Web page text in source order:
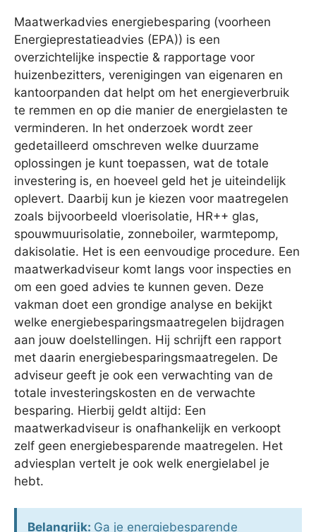
Maatwerkadvies energiebesparing (voorheen
Energieprestatieadvies (EPA)) is een
overzichtelijke inspectie & rapportage voor
huizenbezitters, verenigingen van eigenaren en
kantoorpanden dat helpt om het energieverbruik
te remmen en op die manier de energielasten te
verminderen. In het onderzoek wordt zeer
gedetailleerd omschreven welke duurzame
oplossingen je kunt toepassen, wat de totale
investering is, en hoeveel geld het je uiteindelijk
oplevert. Daarbij kun je kiezen voor maatregelen
zoals bijvoorbeeld vloerisolatie, HR++ glas,
spouwmuurisolatie, zonneboiler, warmtepomp,
dakisolatie. Het is een eenvoudige procedure. Een
maatwerkadviseur komt langs voor inspecties en
om een goed advies te kunnen geven. Deze
vakman doet een grondige analyse en bekijkt
welke energiebesparingsmaatregelen bijdragen
aan jouw doelstellingen. Hij schrijft een rapport
met daarin energiebesparingsmaatregelen. De
adviseur geeft je ook een verwachting van de
totale investeringskosten en de verwachte
besparing. Hierbij geldt altijd: Een
maatwerkadviseur is onafhankelijk en verkoopt
zelf geen energiebesparende maatregelen. Het
adviesplan vertelt je ook welk energielabel je
hebt.
Belangrijk: Ga je energiebesparende